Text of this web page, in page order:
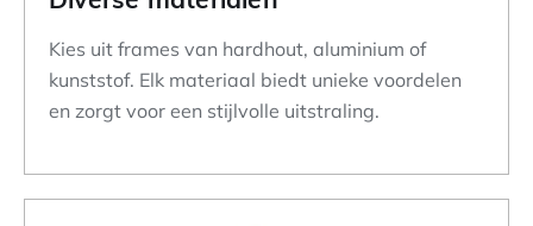
Kies uit frames van hardhout, aluminium of
kunststof. Elk materiaal biedt unieke voordelen
en zorgt voor een stijlvolle uitstraling.